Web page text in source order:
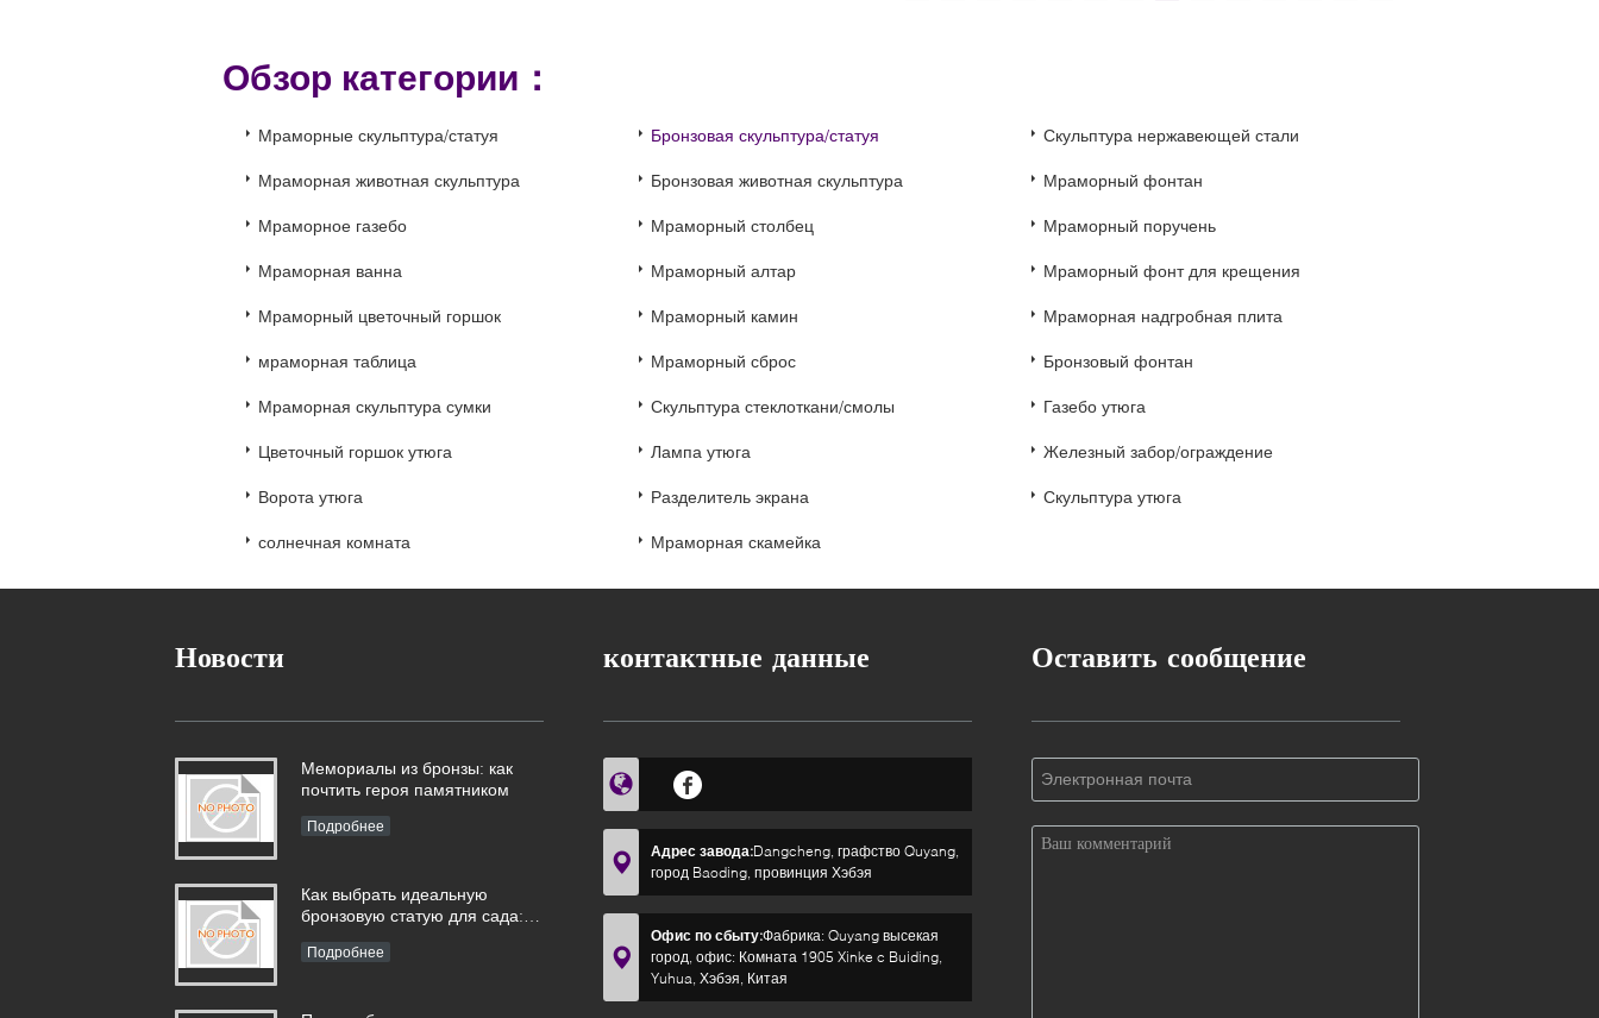
Обзор категории：
Мраморные скульптура/статуя Бронзовая скульптура/статуя Скульптура нержавеющей стали
Мраморная животная скульптура Бронзовая животная скульптура Мраморный фонтан
Мраморное газебо Мраморный столбец Мраморный поручень
Мраморная ванна Мраморный алтар Мраморный фонт для крещения
Мраморный цветочный горшок Мраморный камин Мраморная надгробная плита
мраморная таблица Мраморный сброс Бронзовый фонтан
Мраморная скульптура сумки Скульптура стеклоткани/смолы Газебо утюга
Цветочный горшок утюга Лампа утюга Железный забор/ограждение
Ворота утюга Разделитель экрана Скульптура утюга
солнечная комната Мраморная скамейка
Новости
Мемориалы из бронзы: как
почтить героя памятником
Подробнее
Как выбрать идеальную
бронзовую статую для сада:
Подробнее
контактные данные
Адрес завода:Dangcheng, графство Quyang,
город Baoding, провинция Хэбэя
Офис по сбыту:Фабрика: Quyang высекая
город, офис: Комната 1905 Xinke c Buiding,
Yuhua, Хэбэя, Китая
Оставить сообщение